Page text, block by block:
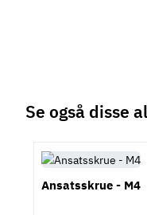
Se også disse
Ansatsskrue - M4